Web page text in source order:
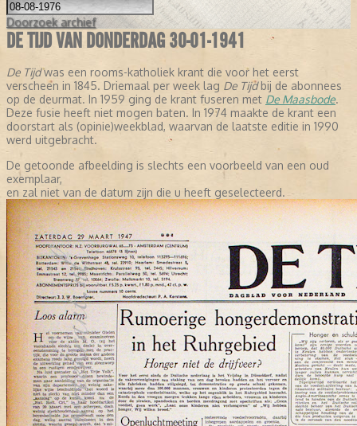
Doorzoek archief
DE TIJD VAN DONDERDAG 30-01-1941
De Tijdwas een rooms-katholiek krant die voor het eerst
verscheen in 1845. Driemaal per week lag De Tijdbij de abonnees
op de deurmat. In 1959 ging de krant fuseren met De Maasbode.
Deze fusie heeft niet mogen baten. In 1974 maakte de krant een
doorstart als (opinie)weekblad, waarvan de laatste editie in 1990
werd uitgebracht.
De getoonde afbeelding is slechts een voorbeeld van een oud
exemplaar,
en zal niet van de datum zijn die u heeft geselecteerd.